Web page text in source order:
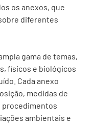
os anexos, que
diferentes
gama de temas,
físicos e biológicos
Cada anexo
medidas de
procedimentos
ambientais e